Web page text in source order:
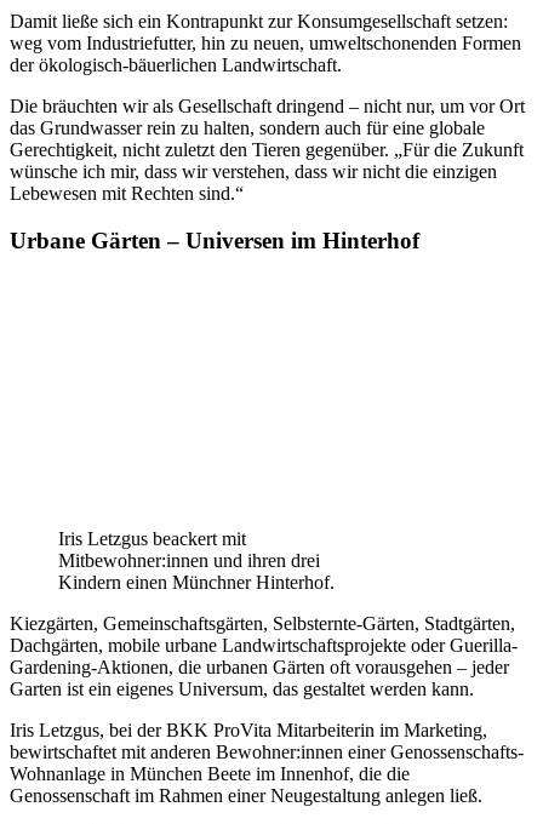
Damit ließe sich ein Kontrapunkt zur Konsumgesellschaft setzen:
weg vom Industriefutter, hin zu neuen, umweltschonenden Formen
der ökologisch-bäuerlichen Landwirtschaft.
Die bräuchten wir als Gesellschaft dringend – nicht nur, um vor Ort
das Grundwasser rein zu halten, sondern auch für eine globale
Gerechtigkeit, nicht zuletzt den Tieren gegenüber. „Für die Zukunft
wünsche ich mir, dass wir verstehen, dass wir nicht die einzigen
Lebewesen mit Rechten sind.“
Urbane Gärten – Universen im Hinterhof
Iris Letzgus beackert mit
Mitbewohner:innen und ihren drei
Kindern einen Münchner Hinterhof.
Kiezgärten, Gemeinschaftsgärten, Selbsternte-Gärten, Stadtgärten,
Dachgärten, mobile urbane Landwirtschaftsprojekte oder Guerilla-
Gardening-Aktionen, die urbanen Gärten oft vorausgehen – jeder
Garten ist ein eigenes Universum, das gestaltet werden kann.
Iris Letzgus, bei der BKK ProVita Mitarbeiterin im Marketing,
bewirtschaftet mit anderen Bewohner:innen einer Genossenschafts-
Wohnanlage in München Beete im Innenhof, die die
Genossenschaft im Rahmen einer Neugestaltung anlegen ließ.